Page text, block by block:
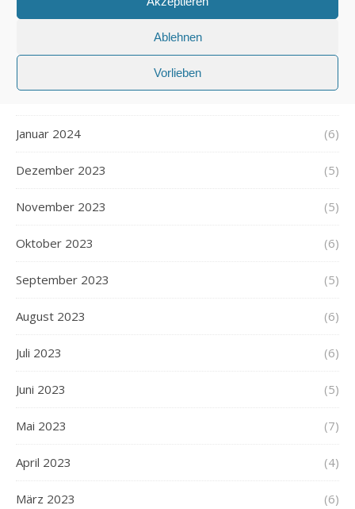
Ablehnen
Vorlieben
April 2024 (4)
März 2024 (6)
Januar 2024 (6)
Dezember 2023 (5)
November 2023 (5)
Oktober 2023 (6)
September 2023 (5)
August 2023 (6)
Juli 2023 (6)
Juni 2023 (5)
Mai 2023 (7)
April 2023 (4)
März 2023 (6)